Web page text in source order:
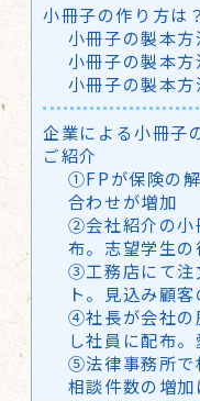
小冊子の作り方は
小冊子の製本
小冊子の製本
小冊子の製本
企業による小冊子
ご紹介
①FPが保険の
合わせが増加
②会社紹介の小
布。志望学生の
③工務店にて注
ト。見込み顧
④社長が会社の
し社員に配布
⑤法律事務所で
相談件数の増加